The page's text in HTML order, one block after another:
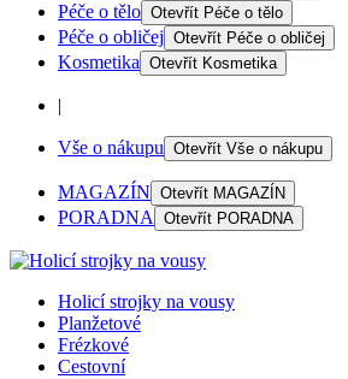
Péče o tělo Otevřít Péče o tělo
Péče o obličej Otevřít Péče o obličej
Kosmetika Otevřít Kosmetika
|
Vše o nákupu Otevřít Vše o nákupu
MAGAZÍN Otevřít MAGAZÍN
PORADNA Otevřít PORADNA
Holicí strojky na vousy
Planžetové
Frézkové
Cestovní